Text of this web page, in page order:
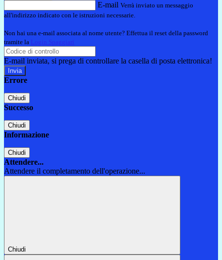
E-mail Verrà inviato un messaggio
all'indirizzo indicato con le istruzioni necessarie.
Non hai una e-mail associata al nome utente? Effettua il reset della password
tramite la Login Spaggiari
E-mail inviata, si prega di controllare la casella di posta elettronica!
Errore
Chiudi
Successo
Chiudi
Informazione
Chiudi
Attendere...
Attendere il completamento dell'operazione...
Chiudi